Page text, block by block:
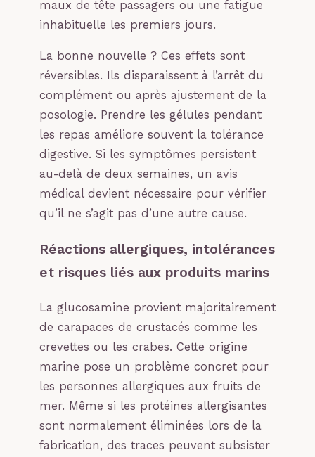
maux de tête passagers ou une fatigue
inhabituelle les premiers jours.
La bonne nouvelle ? Ces effets sont
réversibles. Ils disparaissent à l’arrêt du
complément ou après ajustement de la
posologie. Prendre les gélules pendant
les repas améliore souvent la tolérance
digestive. Si les symptômes persistent
au-delà de deux semaines, un avis
médical devient nécessaire pour vérifier
qu’il ne s’agit pas d’une autre cause.
Réactions allergiques, intolérances
et risques liés aux produits marins
La glucosamine provient majoritairement
de carapaces de crustacés comme les
crevettes ou les crabes. Cette origine
marine pose un problème concret pour
les personnes allergiques aux fruits de
mer. Même si les protéines allergisantes
sont normalement éliminées lors de la
fabrication, des traces peuvent subsister